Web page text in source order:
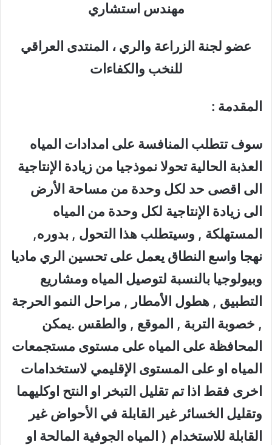
مهندس استشاري
عضو لجنة الزراعة والري ، المنتدى العراقي
للنخب والكفاءات
المقدمة :
سوف تتطلب المنافسة على امدادات المياه
العذبة الحالية تحولا نموذجيا من زيادة الإنتاجية
الى اقصى حد لكل وحدة من مساحة الأرض
الى زيادة الإنتاجية لكل وحدة من المياه
المستهلكة , وسيتطلب هذا التحول , بدوره,
نهجا واسع النطاق يعمل على تحسين الري ماديا
وبيولوجيا بالنسبة لتوصيل المياه ومشاريع
التطبيق , هطول الأمطار , مراحل النمو الحرجة
, خصوبة التربة , الموقع , والطقس .يمكن
المحافظة على المياه على مستوى مستجمعات
المياه او على المستوى الإقليمي لاستخدامات
اخرى فقط اذا تم تقليل التبخر او النتح اوكليهما
وتقليل الخسائر غير القابلة في الأحواض غير
القابلة للاستخدام ( المياه الجوفية المالحة او